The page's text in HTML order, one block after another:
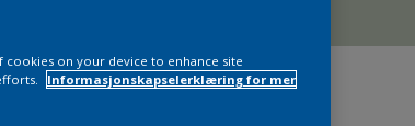
cookies on your device to enhance site
Informasjonskapselerklæring for mer